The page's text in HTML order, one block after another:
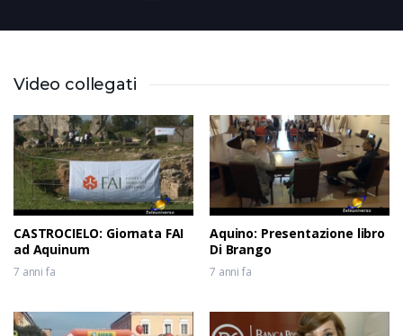
CASSINO: Inaugurazione Anno
PONTECORVO: Giornata del malato
6 anni fa
Video collegati
CASTROCIELO: Giornata FAI
ad Aquinum
7 anni fa
Aquino: Presentazione libro
Di Brango
7 anni fa